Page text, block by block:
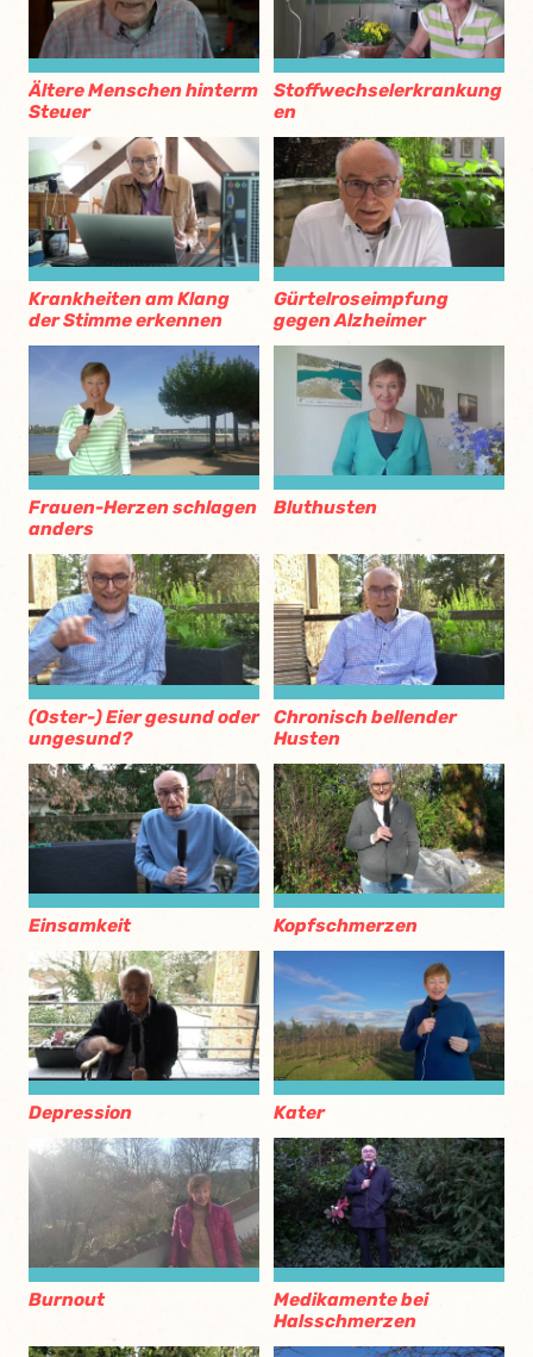
Ältere Menschen hinterm
Steuer
Stoffwechselerkrankung
en
Krankheiten am Klang
der Stimme erkennen
Gürtelroseimpfung
gegen Alzheimer
Frauen-Herzen schlagen
anders
Bluthusten
(Oster-) Eier gesund oder
ungesund?
Chronisch bellender
Husten
Einsamkeit Kopfschmerzen
Depression Kater
Burnout
Medikamente bei
Halsschmerzen